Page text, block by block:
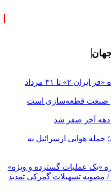
تا ۳۱ مرداد
صنعت قطعه‌سازی است
دهه آخر صفر شد
هوایی ارسرائیل به
«یک عملیات گسترده و ویژه»